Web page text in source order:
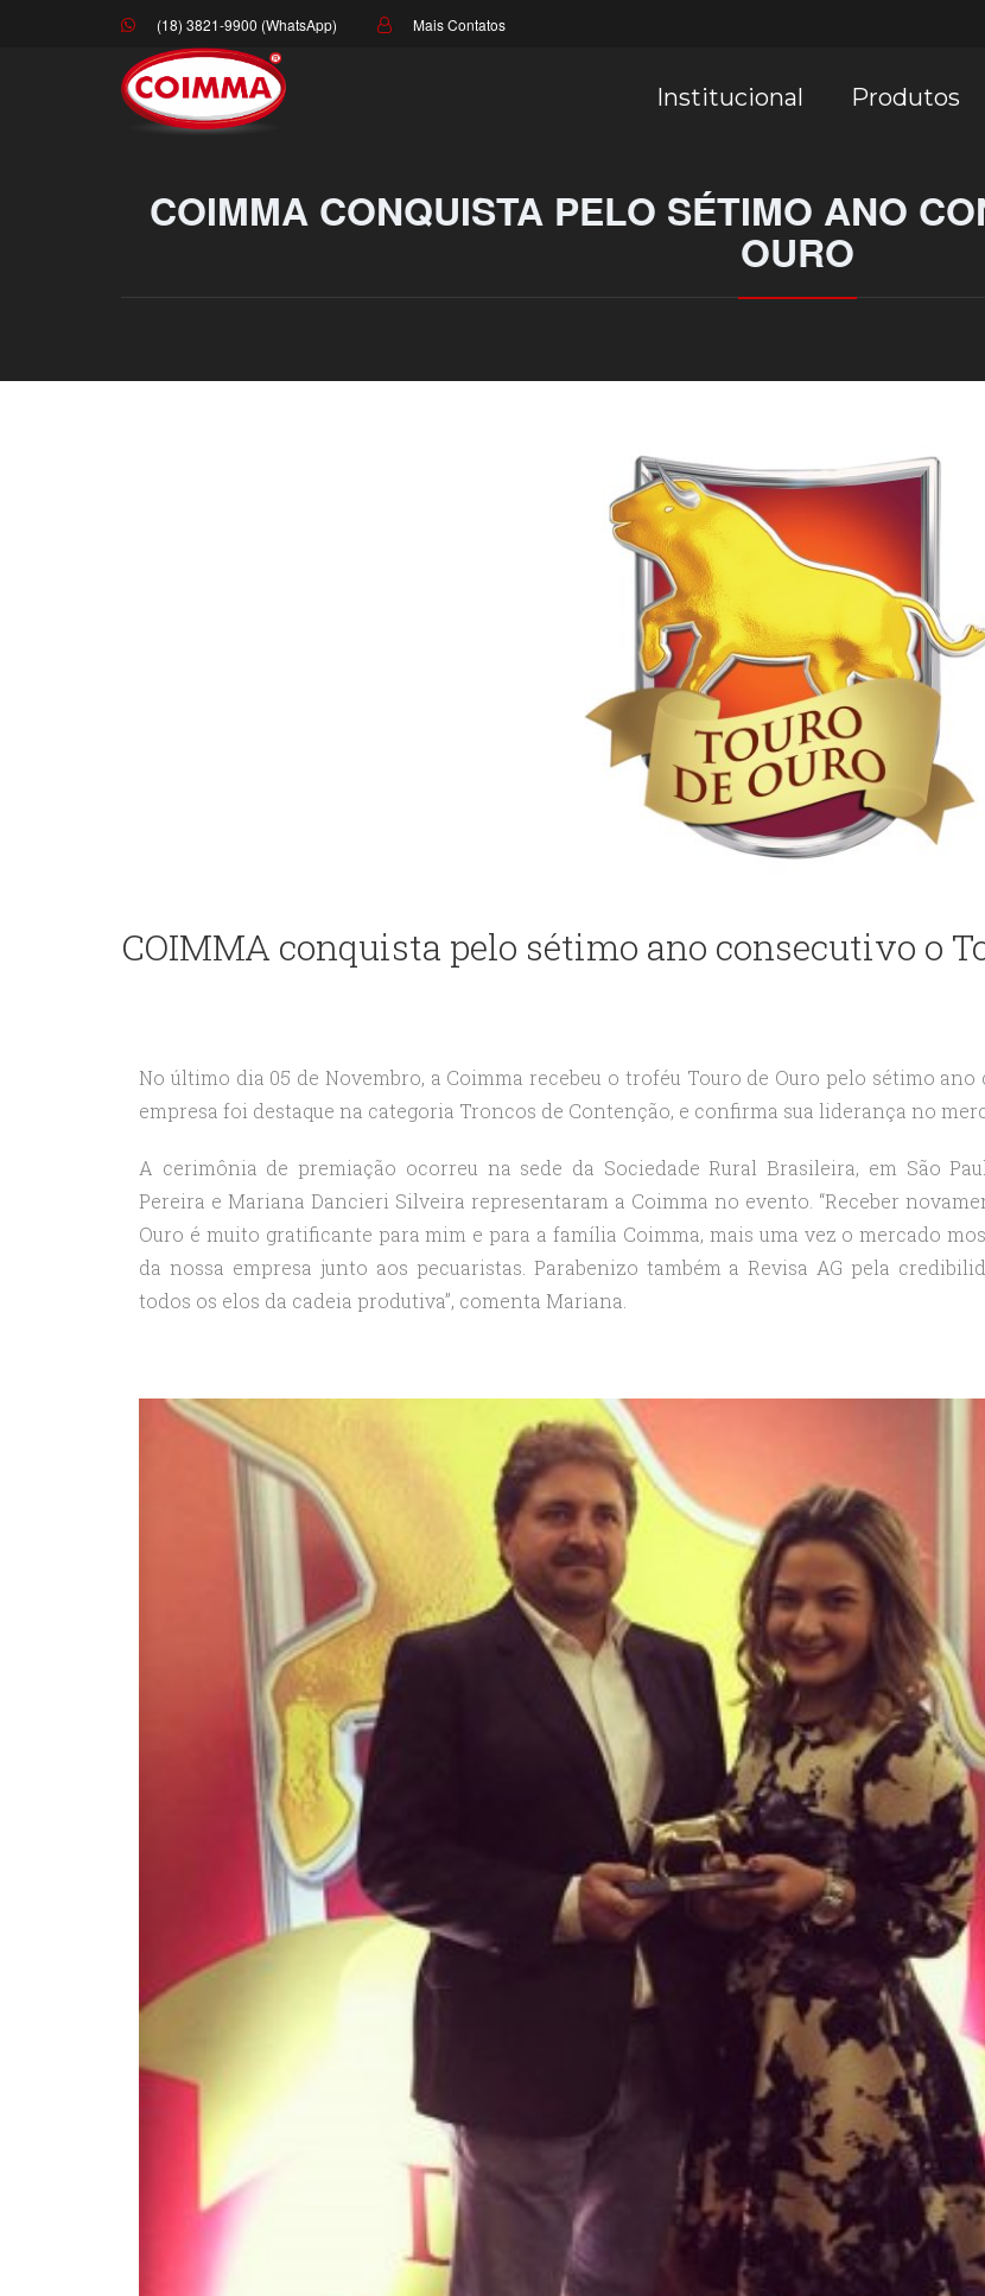
(18) 3821-9900 (WhatsApp) Mais Contatos
Institucional Produtos
COIMMA CONQUISTA PELO SÉTIMO ANO
OURO
COIMMA conquista pelo sétimo ano consecutivo o
No último dia 05 de Novembro, a Coimma recebeu o troféu Touro de Ouro pelo sétimo ano
empresa foi destaque na categoria Troncos de Contenção, e confirma sua liderança no
A cerimônia de premiação ocorreu na sede da Sociedade Rural Brasileira, em São
Pereira e Mariana Dancieri Silveira representaram a Coimma no evento. “Receber
Ouro é muito gratificante para mim e para a família Coimma, mais uma vez o mercado
da nossa empresa junto aos pecuaristas. Parabenizo também a Revisa AG pela
todos os elos da cadeia produtiva”, comenta Mariana.